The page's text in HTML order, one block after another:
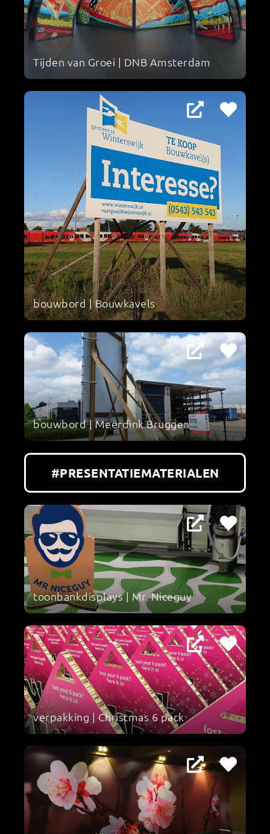
Tijden van Groei | DNB Amsterdam
bouwbord | Bouwkavels
bouwbord | Meerdink Bruggen
#PRESENTATIEMATERIALEN
toonbankdisplays | Mr. Niceguy
verpakking | Christmas 6 pack